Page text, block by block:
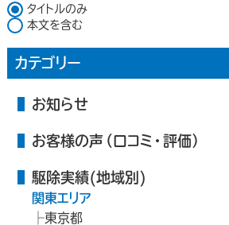
検索対象
タイトルのみ
本文を含む
カテゴリー
お知らせ
お客様の声（口コミ・評価）
駆除実績(地域別)
関東エリア
東京都